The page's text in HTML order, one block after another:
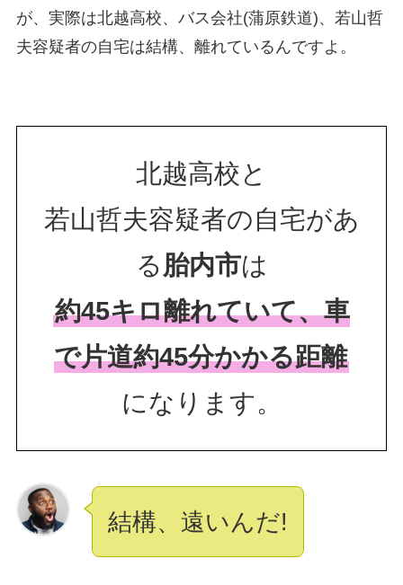
が、実際は北越高校、バス会社(蒲原鉄道)、若山哲
夫容疑者の自宅は結構、離れているんですよ。
北越高校と
若山哲夫容疑者の自宅があ
る胎内市は
約45キロ離れていて、車
で片道約45分かかる距離
になります。
結構、遠いんだ!